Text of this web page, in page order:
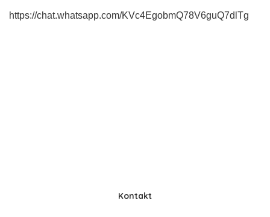
https://chat.whatsapp.com/KVc4EgobmQ78V6guQ7dlTg
Kontakt